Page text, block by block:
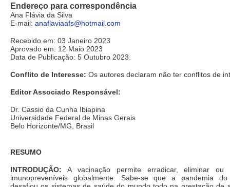
Endereço para correspondência
Ana Flávia da Silva
E-mail: anaflaviaafs@hotmail.com
Recebido em: 03 Janeiro 2023
Aprovado em: 12 Maio 2023
Data de Publicação: 5 Outubro 2023.
Conflito de Interesse: Os autores declaram não ter conflitos de
Editor Associado Responsável:
Dr. Cassio da Cunha Ibiapina
Universidade Federal de Minas Gerais
Belo Horizonte/MG, Brasil
RESUMO
INTRODUÇÃO: A vacinação permite erradicar, eliminar ou
imunopreveníveis globalmente. Sabe-se que a pandemia